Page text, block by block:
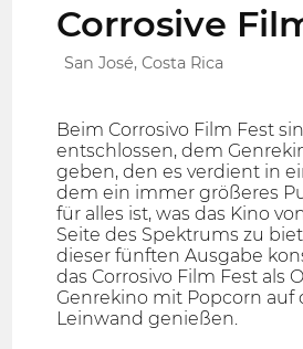
Corrosive
San José, Costa Rica
Beim Corrosivo Film Fest
entschlossen, dem
geben, den es verdient in
dem ein immer größeres
für alles ist, was das Kino
Seite des Spektrums zu
dieser fünften Ausgabe
das Corrosivo Film Fest als
Genrekino mit Popcorn auf
Leinwand genießen.